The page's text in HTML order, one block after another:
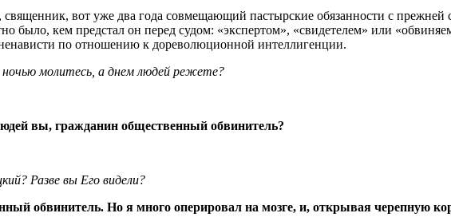
священник, вот уже два года совмещающий пастырские обязанности с
было, кем предстал он перед судом: «экспертом», «свидетелем» или
по отношению к дореволюционной интеллигенции.
молитесь, а днем людей режете?
вы, гражданин общественный обвинитель?
Разве вы Его видели?
обвинитель. Но я много оперировал на мозге, и, открывая черепную